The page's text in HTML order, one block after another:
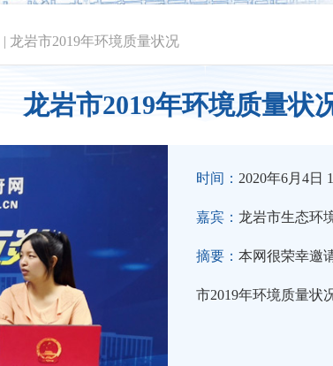
| 龙岩市2019年环境质量状况
龙岩市2019年环境质量状
时间： 2020年6月4日
嘉宾： 龙岩市生态环
摘要： 本网很荣幸邀
市2019年环境质量状